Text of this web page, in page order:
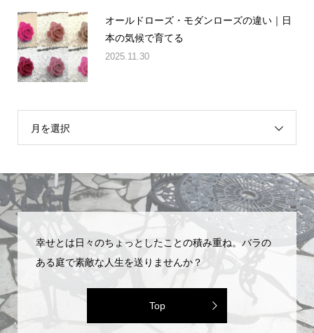
オールドローズ・モダンローズの違い｜日
本の気候で育てる
2025.11.30
月を選択
幸せとは日々のちょっとしたことの積み重ね。バラの
ある庭で素敵な人生を送りませんか？
Top